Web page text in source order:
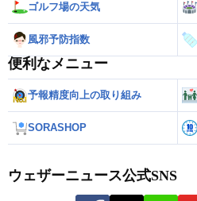
ゴルフ場の天気
風邪予防指数
便利なメニュー
予報精度向上の取り組み
SORASHOP
ウェザーニュース公式SNS